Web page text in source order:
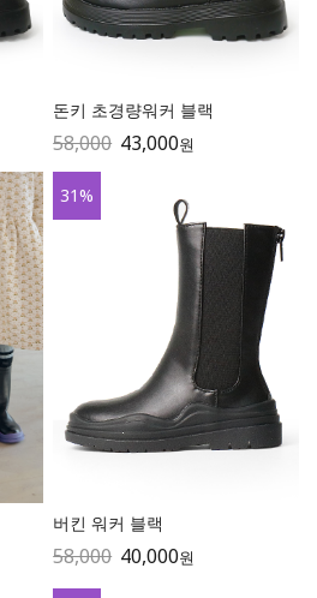
돈키 초경량워커 블랙
58,000 43,000원
31%
버킨 워커 블랙
58,000 40,000원